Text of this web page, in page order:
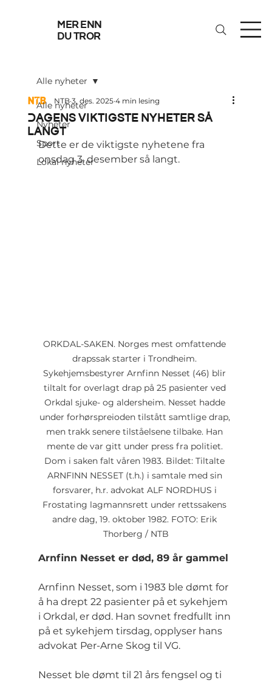
mer enn
du tror
Alle nyheter
Nyheter
Sport
Lokal nyheter
Alle nyheter
Dagens viktigste nyheter så
langt
NTB 3. des. 2025 4 min lesing
Dette er de viktigste nyhetene fra
onsdag 3. desember så langt.
ORKDAL-SAKEN. Norges mest omfattende
drapssak starter i Trondheim.
Sykehjemsbestyrer Arnfinn Nesset (46) blir
tiltalt for overlagt drap på 25 pasienter ved
Orkdal sjuke- og aldersheim. Nesset hadde
under forhørspreioden tilstått samtlige drap,
men trakk senere tilståelsene tilbake. Han
mente de var gitt under press fra politiet.
Dom i saken falt våren 1983. Bildet: Tiltalte
ARNFINN NESSET (t.h.) i samtale med sin
forsvarer, h.r. advokat ALF NORDHUS i
Frostating lagmannsrett under rettssakens
andre dag, 19. oktober 1982. FOTO: Erik
Thorberg / NTB
Arnfinn Nesset er død, 89 år gammel
Arnfinn Nesset, som i 1983 ble dømt for
å ha drept 22 pasienter på et sykehjem
i Orkdal, er død. Han sovnet fredfullt inn
på et sykehjem tirsdag, opplyser hans
advokat Per-Arne Skog til VG.
Nesset ble dømt til 21 års fengsel og ti